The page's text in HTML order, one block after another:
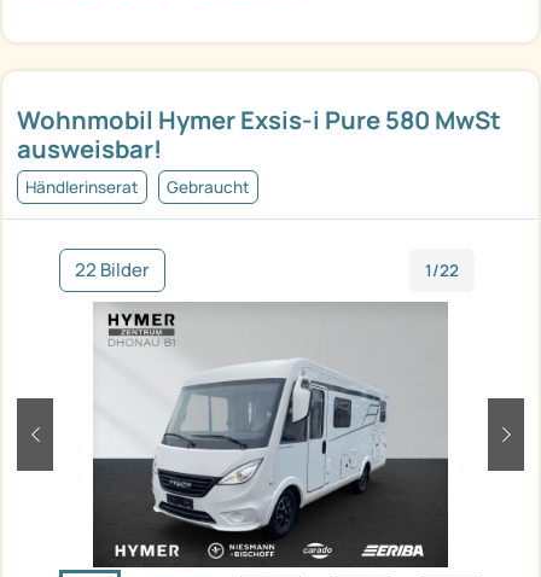
Wohnmobil Hymer Exsis-i Pure 580 MwSt
ausweisbar!
Händlerinserat Gebraucht
22 Bilder 1/22
zurück